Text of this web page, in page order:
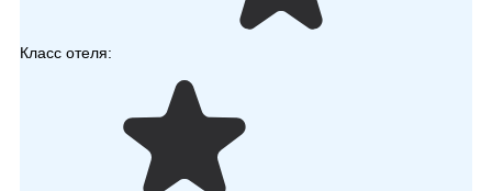
Класс отеля: